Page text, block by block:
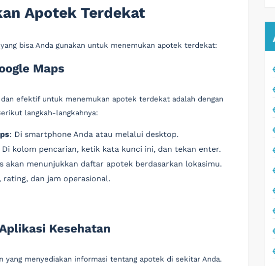
Apotek Terdekat
bisa Anda gunakan untuk menemukan apotek terdekat:
Maps
efektif untuk menemukan apotek terdekat adalah dengan
langkah-langkahnya:
: Di smartphone Anda atau melalui desktop.
Di kolom pencarian, ketik kata kunci ini, dan tekan enter.
akan menunjukkan daftar apotek berdasarkan lokasimu.
dan jam operasional.
Kesehatan
yang menyediakan informasi tentang apotek di sekitar Anda.